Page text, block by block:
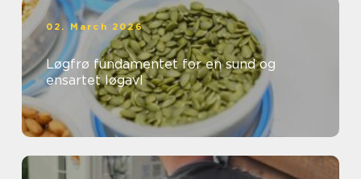
02. March 2026
Løgfrø fundamentet for en sund og
ensartet løgavl